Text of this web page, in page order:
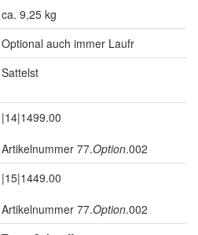
ca. 9,25 kg
Optional auch immer Laufr
Sattelst
|14|1499.00 
Artikelnummer 77.Option.002
|15|1449.00 
Artikelnummer 77.Option.002